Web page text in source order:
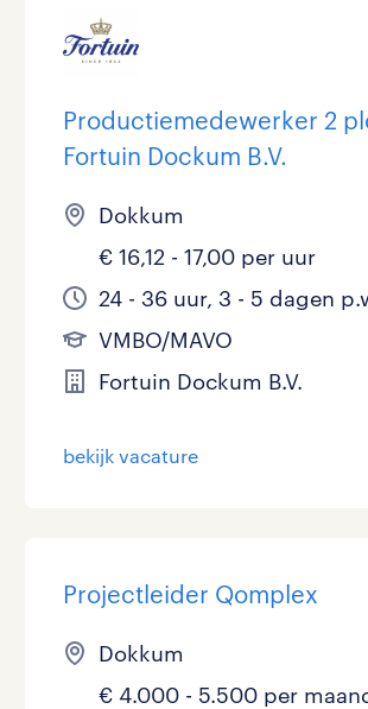
Productiemedewerker 2
Fortuin Dockum B.V.
Dokkum
€ 16,12 - 17,00 per uur
24 - 36 uur, 3 - 5 dagen
VMBO/MAVO
Fortuin Dockum B.V.
bekijk vacature
Projectleider Qomplex
Dokkum
€ 4.000 - 5.500 per